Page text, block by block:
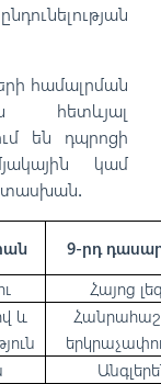
համալրման
հետևյալ
են դպրոցի
կամ
․
9-րդ
Հայոց
և